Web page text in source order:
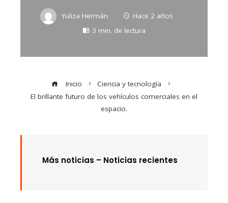
Yuliza Hermán
Hace 2 años
3 min. de lectura
Inicio
Ciencia y tecnología
El brillante futuro de los vehículos comerciales en el
espacio.
Más noticias – Noticias recientes